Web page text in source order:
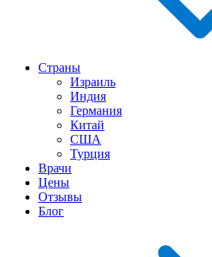
Страны
Израиль
Индия
Германия
Китай
США
Турция
Врачи
Цены
Отзывы
Блог